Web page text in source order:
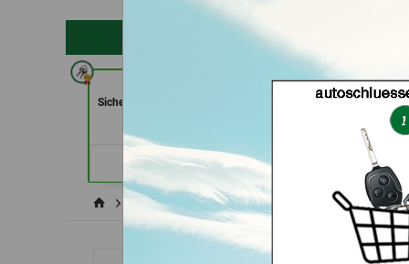
hohe Kundenzufriedenheit
Sicherheitstechnik Güler GmbH (in
Händlerprofil
Jacks
Hyundai Kona